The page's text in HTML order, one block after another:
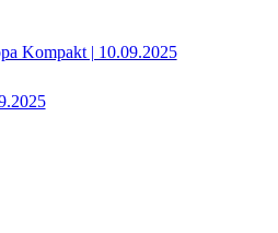
Kompakt | 10.09.2025